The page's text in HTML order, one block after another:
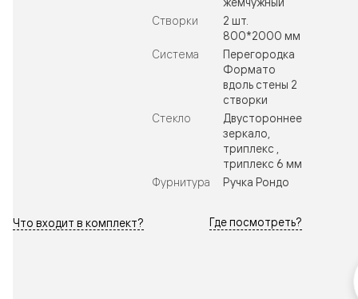
Створки
2 шт.
800*2000 мм
Система
Перегородка
Формато
вдоль стены 2
створки
Стекло
Двустороннее
зеркало,
триплекс ,
триплекс 6 мм
Фурнитура
Ручка Рондо
Что входит в комплект? Где посмотреть?